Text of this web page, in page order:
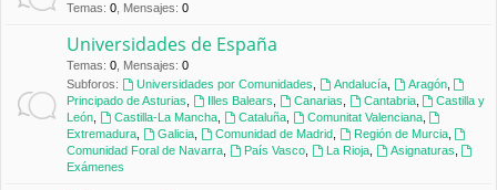
Temas: 0 Mensajes: 0
Universidades de España
Temas: 0 Mensajes: 0
Subforos:
Universidades por Comunidades Andalucía, Aragón,
Principado de Asturias
Illes Balears Canarias Cantabria,
Castilla y
León
Castilla-La Mancha, Cataluña, Comunitat Valenciana,
Extremadura
Galicia, Comunidad de Madrid, Región de Murcia,
Comunidad Foral de Navarra
País Vasco, La Rioja, Asignaturas
Exámenes